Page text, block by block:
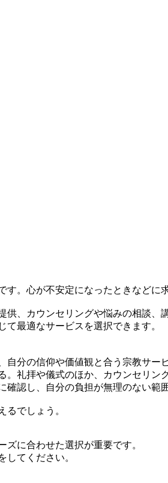
。心が不安定になったときなどに
、カウンセリングや悩みの相談
最適なサービスを選択できます。
分の信仰や価値観と合う宗教サー
礼拝や儀式のほか、カウンセリン
認し、自分の負担が無理のない範
るでしょう。
に合わせた選択が重要です。
してください。